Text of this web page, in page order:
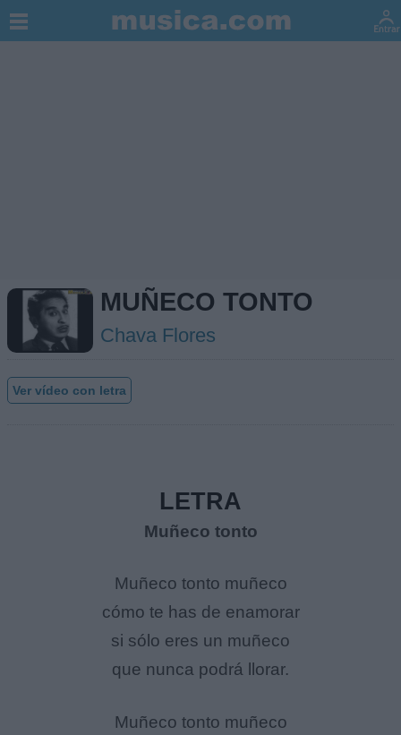
MUÑECO TONTO
Chava Flores
Ver vídeo con letra
LETRA
Muñeco tonto
Muñeco tonto muñeco
cómo te has de enamorar
si sólo eres un muñeco
que nunca podrá llorar.
Muñeco tonto muñeco